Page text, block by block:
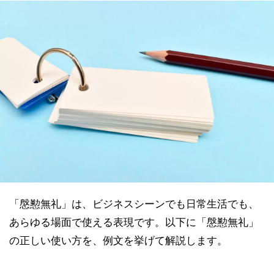
「慇懃無礼」は、ビジネスシーンでも日常生活でも、
あらゆる場面で使える表現です。以下に「慇懃無礼」
の正しい使い方を、例文を挙げて解説します。